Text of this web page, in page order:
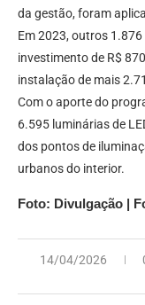
da gestão, foram
Em 2023, outros
investimento de R$
instalação de mais
Com o aporte do
6.595 luminárias de
dos pontos de
urbanos do interior.
Foto: Divulgação |
14/04/2026